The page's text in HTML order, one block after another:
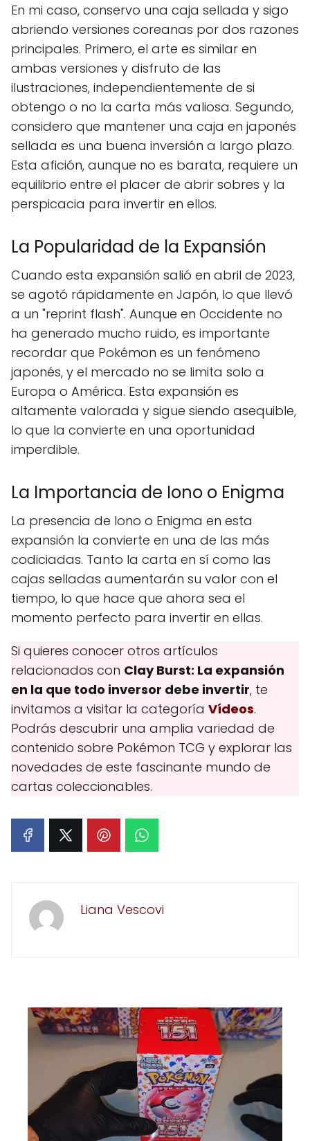
En mi caso, conservo una caja sellada y sigo
abriendo versiones coreanas por dos razones
principales. Primero, el arte es similar en
ambas versiones y disfruto de las
ilustraciones, independientemente de si
obtengo o no la carta más valiosa. Segundo,
considero que mantener una caja en japonés
sellada es una buena inversión a largo plazo.
Esta afición, aunque no es barata, requiere un
equilibrio entre el placer de abrir sobres y la
perspicacia para invertir en ellos.
La Popularidad de la Expansión
Cuando esta expansión salió en abril de 2023,
se agotó rápidamente en Japón, lo que llevó
a un "reprint flash". Aunque en Occidente no
ha generado mucho ruido, es importante
recordar que Pokémon es un fenómeno
japonés, y el mercado no se limita solo a
Europa o América. Esta expansión es
altamente valorada y sigue siendo asequible,
lo que la convierte en una oportunidad
imperdible.
La Importancia de Iono o Enigma
La presencia de Iono o Enigma en esta
expansión la convierte en una de las más
codiciadas. Tanto la carta en sí como las
cajas selladas aumentarán su valor con el
tiempo, lo que hace que ahora sea el
momento perfecto para invertir en ellas.
Si quieres conocer otros artículos
relacionados con Clay Burst: La expansión
en la que todo inversor debe invertir, te
invitamos a visitar la categoría Vídeos.
Podrás descubrir una amplia variedad de
contenido sobre Pokémon TCG y explorar las
novedades de este fascinante mundo de
cartas coleccionables.
Liana Vescovi